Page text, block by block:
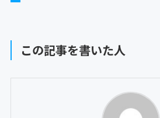
この記事を書いた人